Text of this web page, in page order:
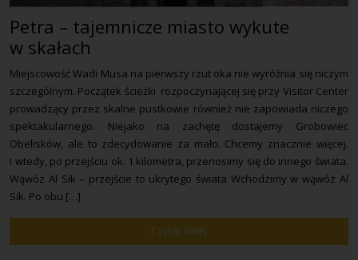
Petra – tajemnicze miasto wykute
w skałach
Miejscowość Wadi Musa na pierwszy rzut oka nie wyróżnia się niczym
szczególnym. Początek ścieżki rozpoczynającej się przy Visitor Center
prowadzący przez skalne pustkowie również nie zapowiada niczego
spektakularnego. Niejako na zachętę dostajemy Grobowiec
Obelisków, ale to zdecydowanie za mało. Chcemy znacznie więcej.
I wtedy, po przejściu ok. 1 kilometra, przenosimy się do innego świata.
Wąwóz Al Sik – przejście to ukrytego świata Wchodzimy w wąwóz Al
Sik. Po obu […]
Czytaj dalej